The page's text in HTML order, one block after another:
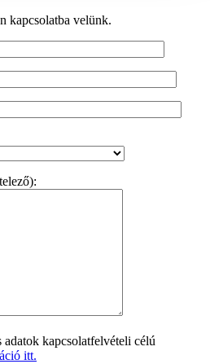
kapcsolatba velünk.
kapcsolatfelvételi célú
itt.